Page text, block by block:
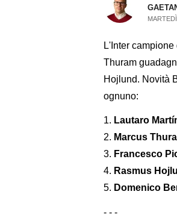
L'Inter
Thuram
Hojlund. Novità
ognuno:
1. Lautaro
2. Marcus
3. Francesco
4. Rasmus
5. Domenico
- - -